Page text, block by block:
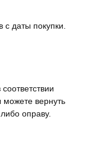
даты покупки.
вернуть
оправу.